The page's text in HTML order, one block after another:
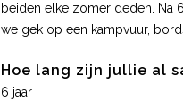
beiden elke zomer deden. Na
we gek op een kampvuur,
Hoe lang zijn jullie al
6 jaar